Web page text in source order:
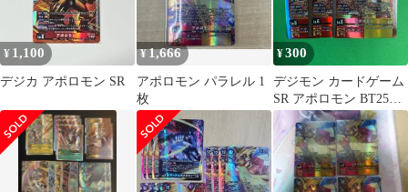
¥ 1,100
デジカ アポロモン SR
¥1,666
アポロモン パラレル 1
枚
¥300
デジモン カードゲーム
SR アポロモン BT25
DUAL REVOLUTION
デジタルモンスター デ
ジカ